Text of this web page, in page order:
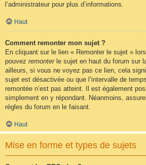
l’administrateur pour plus d’informations.
Haut
Comment remonter mon sujet ?
En cliquant sur le lien « Remonter le sujet »
pouvez remonterle sujet en haut du forum sur
ailleurs, si vous ne voyez pas ce lien, cela
sujet est désactivée ou que l’intervalle de
remontée n’est pas atteint. Il est également
simplement en y répondant. Néanmoins,
règles du forum en le faisant.
Haut
Mise en forme et types de sujets